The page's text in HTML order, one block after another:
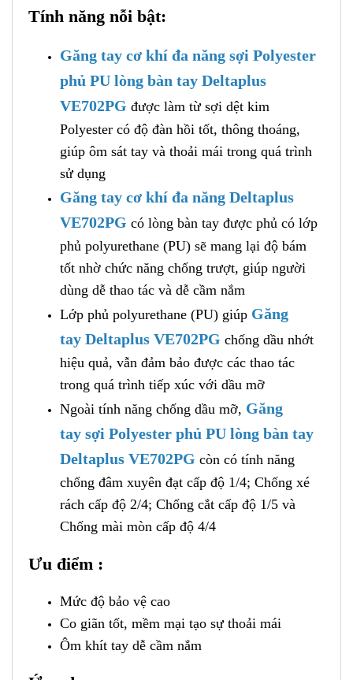
Tính năng nỗi bật:
Găng tay cơ khí đa năng sợi Polyester
phủ PU lòng bàn tay Deltaplus
VE702PG được làm từ sợi dệt kim
Polyester có độ đàn hồi tốt, thông thoáng,
giúp ôm sát tay và thoải mái trong quá trình
sử dụng
Găng tay cơ khí đa năng Deltaplus
VE702PG có lòng bàn tay được phủ có lớp
phủ polyurethane (PU) sẽ mang lại độ bám
tốt nhờ chức năng chống trượt, giúp người
dùng dễ thao tác và dễ cầm nắm
Lớp phủ polyurethane (PU) giúp Găng
tay Deltaplus VE702PG chống dầu nhớt
hiệu quả, vẫn đảm bảo được các thao tác
trong quá trình tiếp xúc với dầu mỡ
Ngoài tính năng chống dầu mỡ, Găng
tay sợi Polyester phủ PU lòng bàn tay
Deltaplus VE702PG còn có tính năng
chống đâm xuyên đạt cấp độ 1/4; Chống xé
rách cấp độ 2/4; Chống cắt cấp độ 1/5 và
Chống mài mòn cấp độ 4/4
Ưu điểm :
Mức độ bảo vệ cao
Co giãn tốt, mềm mại tạo sự thoải mái
Ôm khít tay dễ cầm nắm